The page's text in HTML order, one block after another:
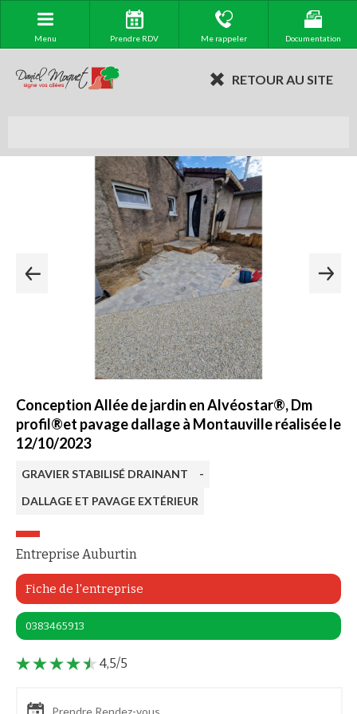
Menu Prendre RDV Me rappeler Documentation
RETOUR AU SITE
Conception Allée de jardin en Alvéostar®, Dm
profil®et pavage dallage à Montauville réalisée le
12/10/2023
GRAVIER STABILISÉ DRAINANT
-
DALLAGE ET PAVAGE EXTÉRIEUR
Entreprise Auburtin
Fiche de l'entreprise
0383465913
4,5/5